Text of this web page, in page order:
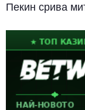
Пекин срива